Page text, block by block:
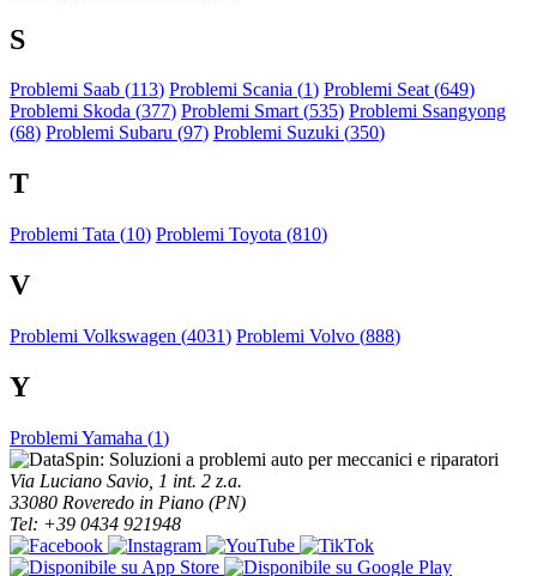
S
Problemi Saab (113) Problemi Scania (1) Problemi Seat (649)
Problemi Skoda (377) Problemi Smart (535) Problemi Ssangyong
(68) Problemi Subaru (97) Problemi Suzuki (350)
T
Problemi Tata (10) Problemi Toyota (810)
V
Problemi Volkswagen (4031) Problemi Volvo (888)
Y
Problemi Yamaha (1)
Via Luciano Savio, 1 int. 2 z.a.
33080 Roveredo in Piano (PN)
Tel: +39 0434 921948